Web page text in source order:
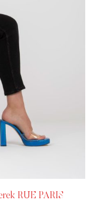
RUE PARIS